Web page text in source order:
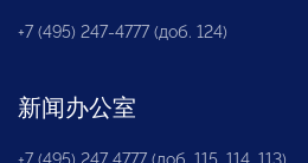
+7 (495) 247-4777 (доб. 124)
新闻办公室
+7 (495) 247 4777 (доб. 115, 114, 113)